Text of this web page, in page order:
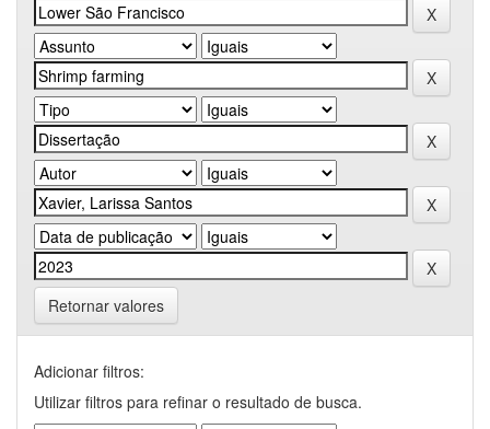
Retornar valores
Adicionar filtros:
Utilizar filtros para refinar o resultado de busca.